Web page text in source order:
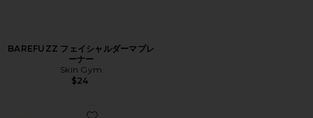
BAREFUZZ フェイシャルダーマプレ
ーナー
Skin Gym
$24